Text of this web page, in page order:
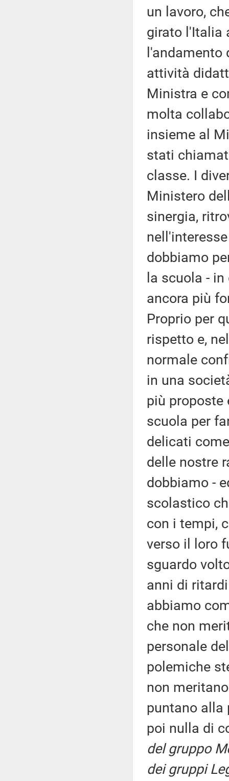
un lavoro,
girato l'Italia
attività
Ministra e
molta
insieme al
stati
classe. I
Ministero
sinergia,
dobbiamo
la scuola -
ancora più
Proprio per
rispetto e,
normale
in una
più proposte
scuola per
delicati
delle nostre
dobbiamo -
scolastico
con i tempi,
verso il loro
sguardo
anni di
abbiamo
che non
personale
polemiche
non
puntano alla
poi nulla di
del gruppo
dei gruppi